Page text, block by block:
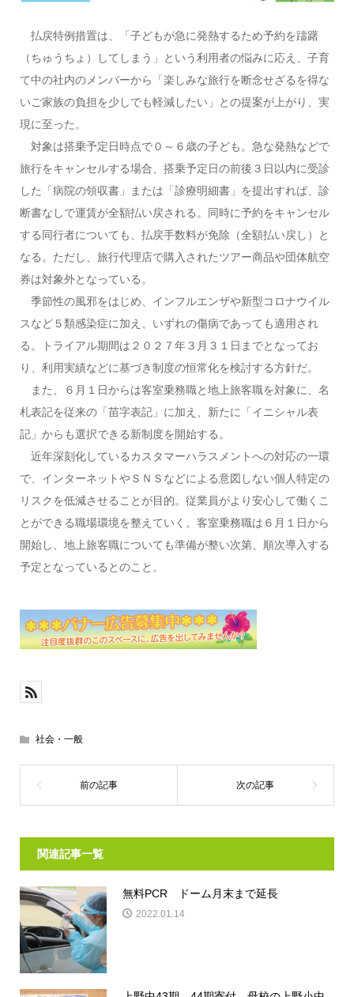
払戻特例措置は、「子どもが急に発熱するため予約を躊躇
（ちゅうちょ）してしまう」という利用者の悩みに応え、子育
て中の社内のメンバーから「楽しみな旅行を断念せざるを得な
いご家族の負担を少しでも軽減したい」との提案が上がり、実
現に至った。
対象は搭乗予定日時点で０～６歳の子ども。急な発熱などで
旅行をキャンセルする場合、搭乗予定日の前後３日以内に受診
した「病院の領収書」または「診療明細書」を提出すれば、診
断書なしで運賃が全額払い戻される。同時に予約をキャンセル
する同行者についても、払戻手数料が免除（全額払い戻し）と
なる。ただし、旅行代理店で購入されたツアー商品や団体航空
券は対象外となっている。
季節性の風邪をはじめ、インフルエンザや新型コロナウイル
スなど５類感染症に加え、いずれの傷病であっても適用され
る。トライアル期間は２０２７年３月３１日までとなってお
り、利用実績などに基づき制度の恒常化を検討する方針だ。
また、６月１日からは客室乗務職と地上旅客職を対象に、名
札表記を従来の「苗字表記」に加え、新たに「イニシャル表
記」からも選択できる新制度を開始する。
近年深刻化しているカスタマーハラスメントへの対応の一環
で、インターネットやＳＮＳなどによる意図しない個人特定の
リスクを低減させることが目的。従業員がより安心して働くこ
とができる職場環境を整えていく。客室乗務職は６月１日から
開始し、地上旅客職についても準備が整い次第、順次導入する
予定となっているとのこと。
社会・一般
関連記事一覧
無料PCR ドーム月末まで延長
2022.01.14